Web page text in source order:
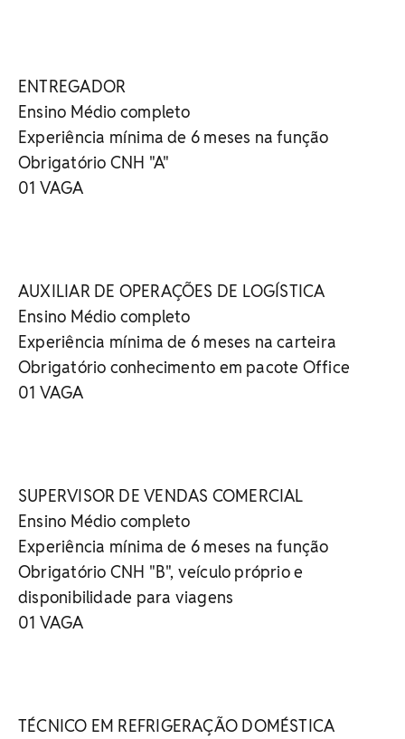
ENTREGADOR
Ensino Médio completo
Experiência mínima de 6 meses na função
Obrigatório CNH "A"
01 VAGA
AUXILIAR DE OPERAÇÕES DE LOGÍSTICA
Ensino Médio completo
Experiência mínima de 6 meses na carteira
Obrigatório conhecimento em pacote Office
01 VAGA
SUPERVISOR DE VENDAS COMERCIAL
Ensino Médio completo
Experiência mínima de 6 meses na função
Obrigatório CNH "B", veículo próprio e
disponibilidade para viagens
01 VAGA
TÉCNICO EM REFRIGERAÇÃO DOMÉSTICA